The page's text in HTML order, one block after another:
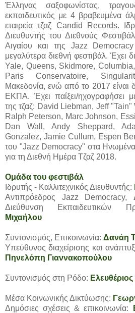
Έλληνας σαξοφωνίστας,
εκπαιδευτικός με 4 βραβευμένα
εταιρεία τζαζ Candid Records.
Διευθυντής του Διεθνούς
Αιγαίου και της Jazz
μεγαλύτερα διεθνή φεστιβάλ. Έχει
Yale, Queens, Skidmore,
Paris Conservatoire,
Μακεδονία, ενώ από το 2017 είναι
ΕΚΠΑ. Έχει παίξει/ηχογραφήσει
της τζαζ: David Liebman, Jeff
Ralph Peterson, Marc Johnson,
Dan Wall, Andy Sheppard,
Gonzalez, Jamie Cullum, Espen
του "Jazz Democracy" στα
για τη Διεθνή Ημέρα Τζαζ 2018.
Ομάδα του φεστιβάλ
Ιδρυτής - Καλλιτεχνικός Διευθυντής:
Αντιπρόεδρος Jazz Democracy,
Διεύθυνση Εκπαιδευτικών
Μιχαήλου
Συντονισμός, Επικοινωνία: Δανάη
Υπεύθυνος διαχείρισης και
Πηνελόπη Γιαννακοπούλου
Συντονισμός στη Ρόδο:
Μέσα Κοινωνικής Δικτύωσης:
Δημόσιες σχέσεις & επικοινωνία: